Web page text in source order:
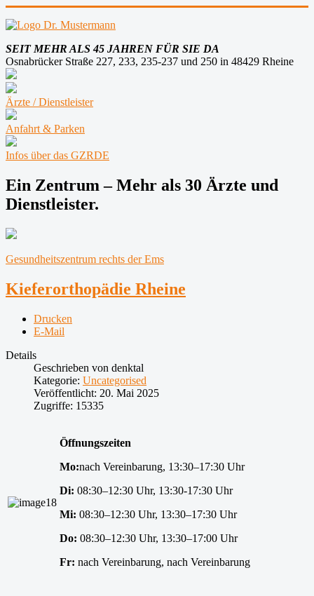
SEIT MEHR ALS 45 JAHREN FÜR SIE DA
Osnabrücker Straße 227, 233, 235-237 und 250 in 48429 Rheine
Ärzte / Dienstleister
Anfahrt & Parken
Infos über das GZRDE
Ein Zentrum – Mehr als 30 Ärzte und
Dienstleister.
Gesundheitszentrum rechts der Ems
Kieferorthopädie Rheine
Drucken
E-Mail
Details
Geschrieben von denktal
Kategorie: Uncategorised
Veröffentlicht: 20. Mai 2025
Zugriffe: 15335
Öffnungszeiten
Mo:nach Vereinbarung, 13:30–17:30 Uhr
Di: 08:30–12:30 Uhr, 13:30-17:30 Uhr
Mi: 08:30–12:30 Uhr, 13:30–17:30 Uhr
Do: 08:30–12:30 Uhr, 13:30–17:00 Uhr
Fr: nach Vereinbarung, nach Vereinbarung